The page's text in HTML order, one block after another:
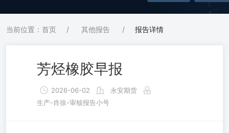
当前位置：首页 / 其他报告 / 报告详情
芳烃橡胶早报
2026-06-02
永安期货
生产-肖徐-审核报告小号